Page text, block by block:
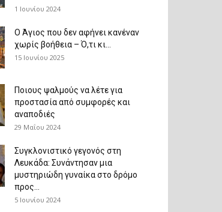
1 Ιουνίου 2024
Ο Άγιος που δεν αφήνει κανέναν
χωρίς βοήθεια – Ό,τι κι...
15 Ιουνίου 2025
Ποιους ψαλμούς να λέτε για
προστασία από συμφορές και
αναποδιές
29 Μαΐου 2024
Συγκλονιστικό γεγονός στη
Λευκάδα: Συνάντησαν μια
μυστηριώδη γυναίκα στο δρόμο
προς...
5 Ιουνίου 2024